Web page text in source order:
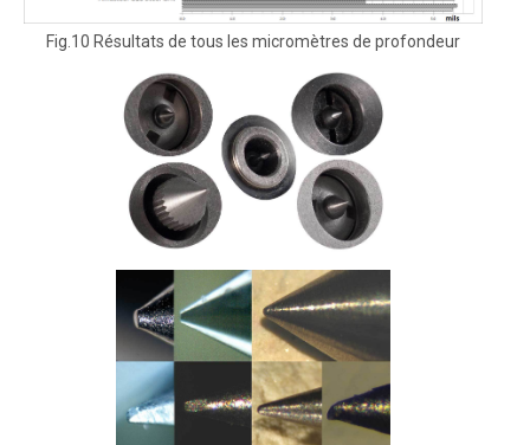
Fig.10 Résultats de tous les micromètres de profondeur